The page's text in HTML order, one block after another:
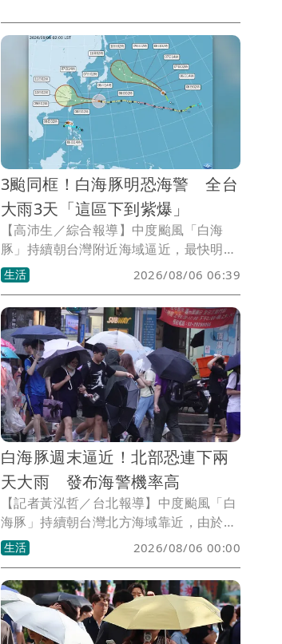
的仍是白海豚。林得恩分析，若颱風移動
速度、方向及強度結構沒有明顯改變，發
布海上颱風警報機率超過85%，最快可能
在週五（8/7）下午發布。
3颱同框！白海豚明恐海警 全台
大雨3天「這區下到紫爆」
【高沛生／綜合報導】中度颱風「白海
豚」持續朝台灣附近海域逼近，最快明天
（7日）下半天有機會發布海上颱風警
報。氣象署預報員王品翔接受《壹蘋新聞
網》採訪表示，週末（8、9日）將是白海
豚影響台灣最明顯的兩天，全台都有降雨
機會，提醒民眾留意最新颱風動態。
生活 2026/08/06 06:39
白海豚週末逼近！北部恐連下兩
天大雨 發布海警機率高
【記者黃泓哲／台北報導】中度颱風「白
海豚」持續朝台灣北方海域靠近，由於暴
風半徑已擴大到320公里，屬於大型颱
風，預估本週末將從台灣北部外海掠過後
朝中國沿海前進。氣象專家分析，雖然直
接登陸台灣機率不高，但外圍環流範圍廣
大，北部天氣將率先受到影響，週末降雨
明顯增加，山區也有大雨甚至豪雨發生的
生活 2026/08/06 00:00